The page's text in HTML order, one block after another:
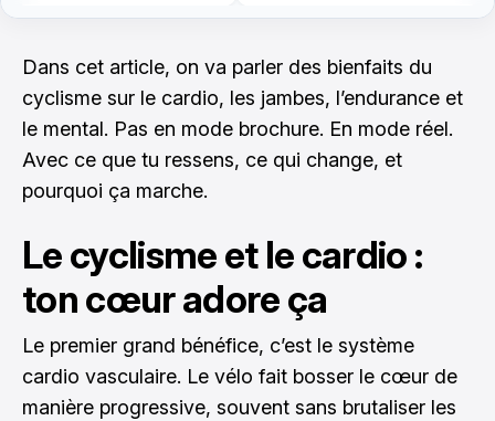
Dans cet article, on va parler des bienfaits du
cyclisme sur le cardio, les jambes, l’endurance et
le mental. Pas en mode brochure. En mode réel.
Avec ce que tu ressens, ce qui change, et
pourquoi ça marche.
Le cyclisme et le cardio :
ton cœur adore ça
Le premier grand bénéfice, c’est le système
cardio vasculaire. Le vélo fait bosser le cœur de
manière progressive, souvent sans brutaliser les